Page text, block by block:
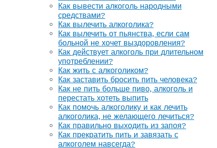
Как вывести алкоголь народными
средствами?
Как вылечить алкоголика?
Как вылечить от пьянства, если сам
больной не хочет выздоровления?
Как действует алкоголь при длительном
употреблении?
Как жить с алкоголиком?
Как заставить бросить пить человека?
Как не пить больше пиво, алкоголь и
перестать хотеть выпить
Как помочь алкоголику и как лечить
алкоголика, не желающего лечиться?
Как правильно выходить из запоя?
Как прекратить пить и завязать с
алкоголем навсегда?